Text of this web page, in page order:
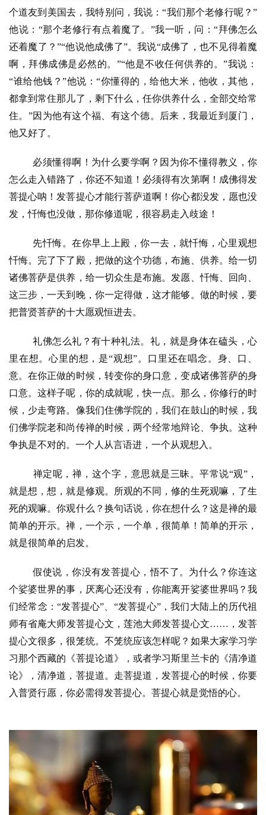
个道友到美国去，我特别问，我说：“我们那个老修行呢？”
他说：“那个老修行有点着魔了。”我一听，问：“拜佛怎么
还着魔了？”“他说他成佛了”。我说“成佛了，也不见得着魔
啊，拜佛成佛是必然的。”“他是不收任何供养的。”我说：
“谁给他钱？”他说：“你懂得的，给他大米，他收，其他，
都拿到常住那儿了，剩下什么，任你供养什么，全部交给常
住。”因为他有这个福、有这个德。后来，我最近到厦门，
他又好了。
必须懂得啊！为什么要学啊？因为你不懂得教义，你
怎么走入错路了，你还不知道！必须得有次第啊！成佛得发
菩提心呐！发菩提心才能行菩萨道啊！你心都没发，愿也没
发，忏悔也没做，那你修道呢，很容易走入歧途！
先忏悔。在你早上上殿，你一去，就忏悔，心里观想
忏悔。完了下了殿，把做的这个功德，布施、供养。给一切
诸佛菩萨是供养，给一切众生是布施。发愿、忏悔、回向、
这三步，一天到晚，你一定得做，这才能够。做的时候，要
把普贤菩萨的十大愿观恒进去。
礼佛怎么礼？有十种礼法。礼，就是身体在磕头，心
里在想。心里的想，是“观想”。口里还在唱念。身、口、
意。在你正做的时候，转变你的身口意，变成诸佛菩萨的身
口意。这样子呢，你的成就呢，快一点。那么，你修行的时
候，少走弯路。像我们住佛学院的，我们在鼓山的时候，我
们佛学院老和尚传禅的时候，两个经常地辩论、争执。这种
争执是不对的。一个人从言语进，一个从观想入。
禅定呢，禅，这个字，意思就是三昧。平常说“观”，
就是想，想，就是修观。所观的不同，修的生死观嘛，了生
死的观嘛。你观什么？换句话说，你在想什么？这是禅的最
简单的开示。禅，一个示，一个单，很简单！简单的开示，
就是很简单的启发。
假使说，你没有发菩提心，悟不了。为什么？你连这
个娑婆世界的事，厌离心还没有，你能离开娑婆世界吗？我
们经常念：“发菩提心”、“发菩提心”，我们大陆上的历代祖
师有省庵大师发菩提心文，莲池大师发菩提心文……，发菩
提心文很多，很笼统。不笼统应该怎样呢？如果大家学习学
习那个西藏的《菩提论道》，或者学习斯里兰卡的《清净道
论》，清净道，菩提道。走菩提道，发菩提心的时候，你要
入普贤行愿，你必需得发菩提心。菩提心就是觉悟的心。